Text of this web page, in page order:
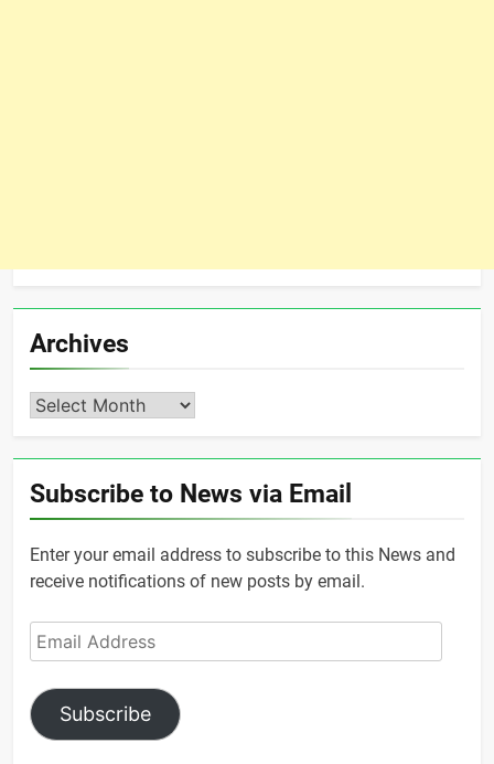
Archives
Archives
Subscribe to News via Email
Enter your email address to subscribe to this News and
receive notifications of new posts by email.
Email
Address
Subscribe